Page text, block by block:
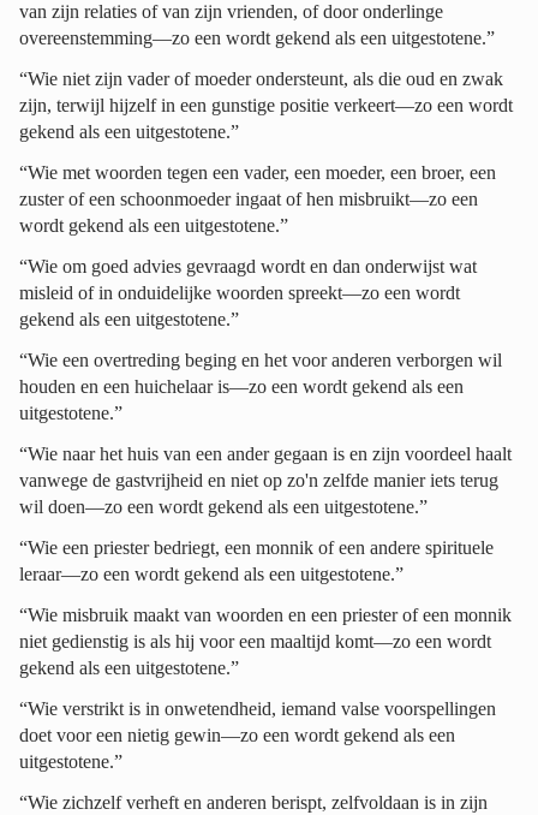
van zijn relaties of van zijn vrienden, of door onderlinge
overeenstemming—zo een wordt gekend als een uitgestotene.”
“Wie niet zijn vader of moeder ondersteunt, als die oud en zwak
zijn, terwijl hijzelf in een gunstige positie verkeert—zo een wordt
gekend als een uitgestotene.”
“Wie met woorden tegen een vader, een moeder, een broer, een
zuster of een schoonmoeder ingaat of hen misbruikt—zo een
wordt gekend als een uitgestotene.”
“Wie om goed advies gevraagd wordt en dan onderwijst wat
misleid of in onduidelijke woorden spreekt—zo een wordt
gekend als een uitgestotene.”
“Wie een overtreding beging en het voor anderen verborgen wil
houden en een huichelaar is—zo een wordt gekend als een
uitgestotene.”
“Wie naar het huis van een ander gegaan is en zijn voordeel haalt
vanwege de gastvrijheid en niet op zo'n zelfde manier iets terug
wil doen—zo een wordt gekend als een uitgestotene.”
“Wie een priester bedriegt, een monnik of een andere spirituele
leraar—zo een wordt gekend als een uitgestotene.”
“Wie misbruik maakt van woorden en een priester of een monnik
niet gedienstig is als hij voor een maaltijd komt—zo een wordt
gekend als een uitgestotene.”
“Wie verstrikt is in onwetendheid, iemand valse voorspellingen
doet voor een nietig gewin—zo een wordt gekend als een
uitgestotene.”
“Wie zichzelf verheft en anderen berispt, zelfvoldaan is in zijn